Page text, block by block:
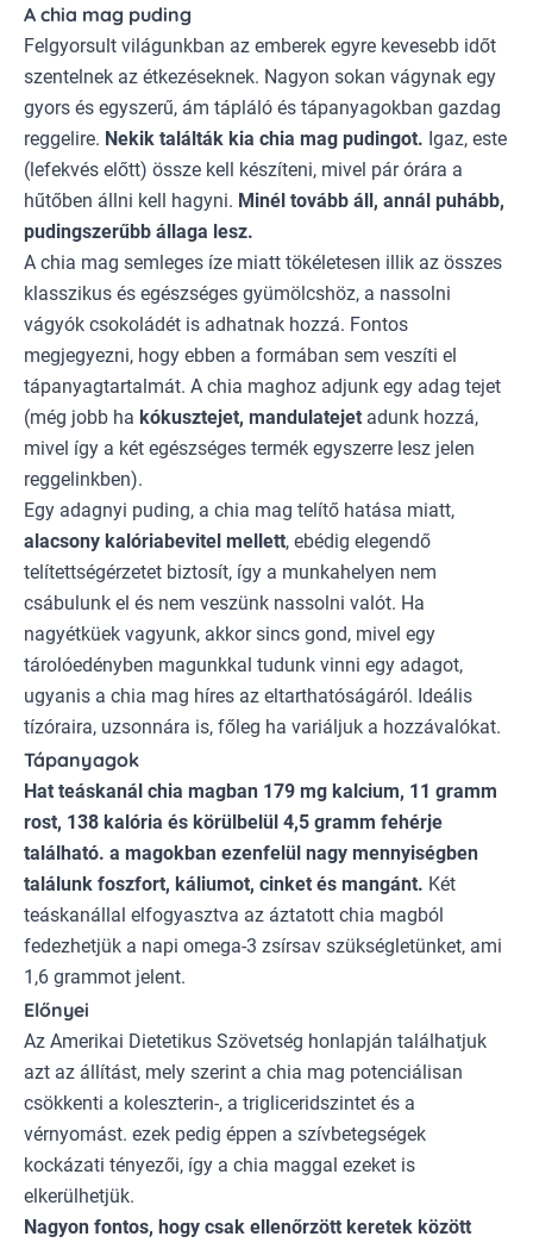
A chia mag puding
Felgyorsult világunkban az emberek egyre kevesebb időt
szentelnek az étkezéseknek. Nagyon sokan vágynak egy
gyors és egyszerű, ám tápláló és tápanyagokban gazdag
reggelire. Nekik találták kia chia mag pudingot. Igaz, este
(lefekvés előtt) össze kell készíteni, mivel pár órára a
hűtőben állni kell hagyni. Minél tovább áll, annál puhább,
pudingszerűbb állaga lesz.
A chia mag semleges íze miatt tökéletesen illik az összes
klasszikus és egészséges gyümölcshöz, a nassolni
vágyók csokoládét is adhatnak hozzá. Fontos
megjegyezni, hogy ebben a formában sem veszíti el
tápanyagtartalmát. A chia maghoz adjunk egy adag tejet
(még jobb ha kókusztejet, mandulatejet adunk hozzá,
mivel így a két egészséges termék egyszerre lesz jelen
reggelinkben).
Egy adagnyi puding, a chia mag telítő hatása miatt,
alacsony kalóriabevitel mellett, ebédig elegendő
telítettségérzetet biztosít, így a munkahelyen nem
csábulunk el és nem veszünk nassolni valót. Ha
nagyétküek vagyunk, akkor sincs gond, mivel egy
tárolóedényben magunkkal tudunk vinni egy adagot,
ugyanis a chia mag híres az eltarthatóságáról. Ideális
tízóraira, uzsonnára is, főleg ha variáljuk a hozzávalókat.
Tápanyagok
Hat teáskanál chia magban 179 mg kalcium, 11 gramm
rost, 138 kalória és körülbelül 4,5 gramm fehérje
található. a magokban ezenfelül nagy mennyiségben
találunk foszfort, káliumot, cinket és mangánt. Két
teáskanállal elfogyasztva az áztatott chia magból
fedezhetjük a napi omega-3 zsírsav szükségletünket, ami
1,6 grammot jelent.
Előnyei
Az Amerikai Dietetikus Szövetség honlapján találhatjuk
azt az állítást, mely szerint a chia mag potenciálisan
csökkenti a koleszterin-, a trigliceridszintet és a
vérnyomást. ezek pedig éppen a szívbetegségek
kockázati tényezői, így a chia maggal ezeket is
elkerülhetjük.
Nagyon fontos, hogy csak ellenőrzött keretek között